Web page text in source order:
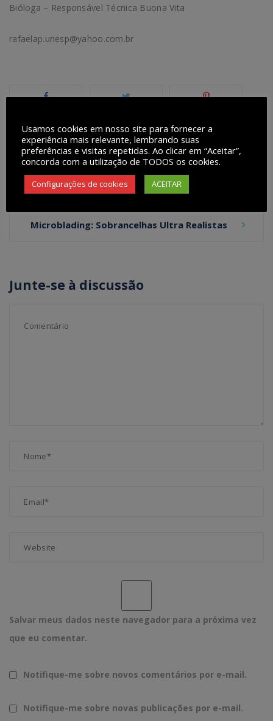
Bióloga – Responsável Técnica Buona Vita
rafaelap.unesp@yahoo.com.br
Post
navigation
Celulite Zero!!!
Microblading: Sobrancelhas Ultra Realistas
Junte-se à discussão
Salvar meus dados neste navegador para a próxima vez
que eu comentar.
Notifique-me sobre novos comentários por e-mail.
Notifique-me sobre novas publicações por e-mail.
Usamos cookies em nosso site para fornecer a
experiência mais relevante, lembrando suas
preferências e visitas repetidas. Ao clicar em “Aceitar”,
concorda com a utilização de TODOS os cookies.
Configurações de cookies ACEITAR